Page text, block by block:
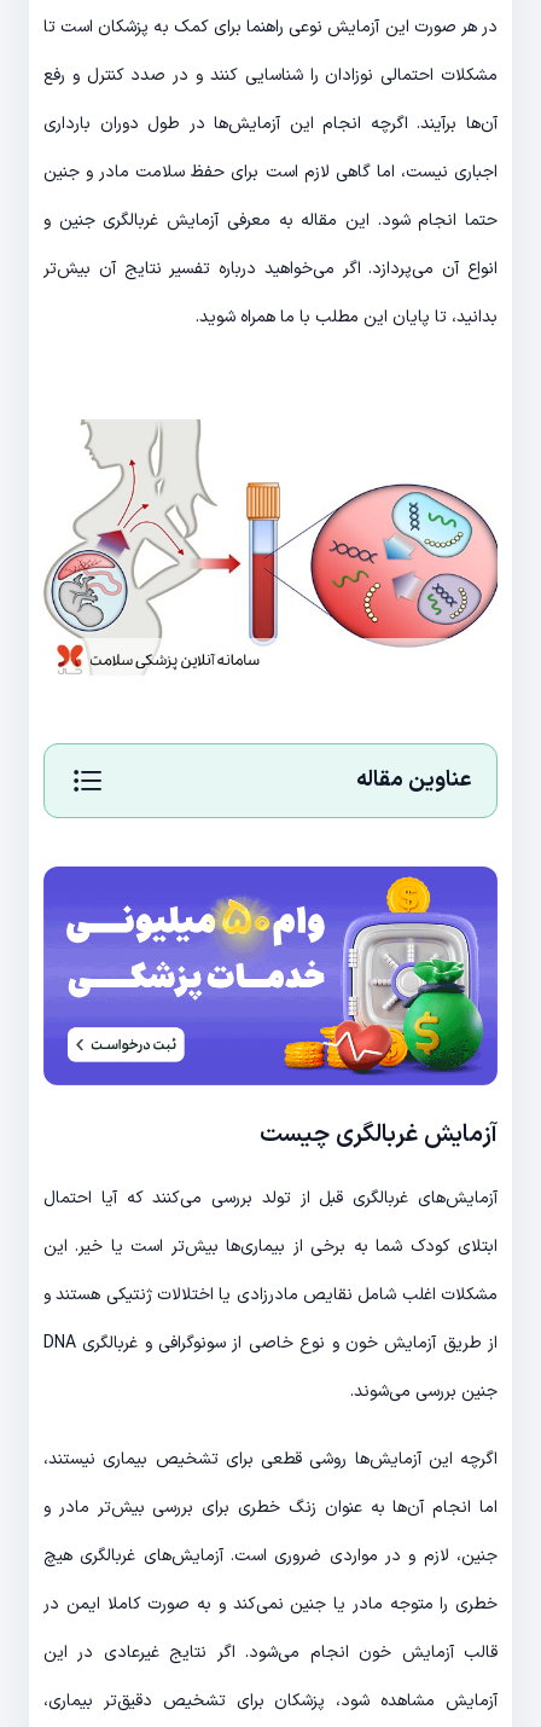
در هر صورت این آزمایش‌ نوعی راهنما برای کمک به پزشکان است تا
مشکلات احتمالی نوزادان را شناسایی کنند و در صدد کنترل و رفع
آن‌ها برآیند. اگرچه انجام این آزمایش‌ها در طول دوران بارداری
اجباری نیست، اما گاهی لازم است برای حفظ سلامت مادر و جنین
حتما انجام شود. این مقاله به معرفی آزمایش غربالگری جنین و
انواع آن می‌پردازد. اگر می‌خواهید درباره تفسیر نتایج آن بیش‌تر
بدانید، تا پایان این مطلب با ما همراه شوید.
عناوین مقاله
آزمایش غربالگری چیست
آزمایش‌های غربالگری قبل از تولد بررسی می‌کنند که آیا احتمال
ابتلای کودک شما به برخی از بیماری‌ها بیش‌تر است یا خیر. این
مشکلات اغلب شامل نقایص مادرزادی یا اختلالات ژنتیکی هستند و
از طریق آزمایش خون و نوع خاصی از سونوگرافی و غربالگری DNA
جنین بررسی می‌شوند.
اگرچه این آزمایش‌ها روشی قطعی برای تشخیص بیماری نیستند،
اما انجام آن‌ها به عنوان زنگ خطری برای بررسی بیش‌تر مادر و
جنین، لازم و در مواردی ضروری است. آزمایش‌های غربالگری هیچ
خطری را متوجه مادر یا جنین نمی‌کند و به صورت کاملا ایمن در
قالب آزمایش خون انجام می‌شود. اگر نتایج غیرعادی در این
آزمایش مشاهده شود، پزشکان برای تشخیص دقیق‌تر بیماری،